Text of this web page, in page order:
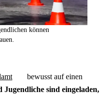
können
bewusst auf einen
Jugendliche sind eingeladen,